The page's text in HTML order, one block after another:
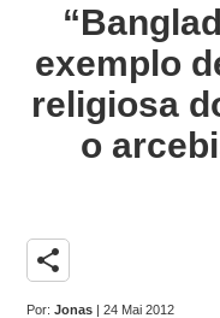
exemplo
religiosa
o
share
Por:Jonas | 24 Mai 2012